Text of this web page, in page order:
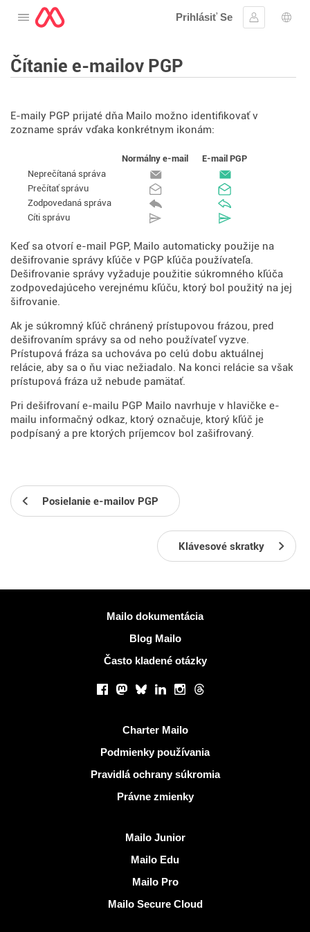
Otvorte menu
Prihlásiť Se
Prihlásiť sa
Čítanie e-mailov PGP
E-maily PGP prijaté dňa Mailo možno identifikovať v
zozname správ vďaka konkrétnym ikonám:
Normálny e-mail
E-mail PGP
Neprečítaná správa
Prečítať správu
Zodpovedaná správa
Cíti správu
Keď sa otvorí e-mail PGP, Mailo automaticky použije na
dešifrovanie správy kľúče v PGP kľúča používateľa.
Dešifrovanie správy vyžaduje použitie súkromného kľúča
zodpovedajúceho verejnému kľúču, ktorý bol použitý na jej
šifrovanie.
Ak je súkromný kľúč chránený prístupovou frázou, pred
dešifrovaním správy sa od neho používateľ vyzve.
Prístupová fráza sa uchováva po celú dobu aktuálnej
relácie, aby sa o ňu viac nežiadalo. Na konci relácie sa však
prístupová fráza už nebude pamätať.
Pri dešifrovaní e-mailu PGP Mailo navrhuje v hlavičke e-
mailu informačný odkaz, ktorý označuje, ktorý kľúč je
podpísaný a pre ktorých príjemcov bol zašifrovaný.
Posielanie e-mailov PGP
Klávesové skratky
Mailo dokumentácia
Blog Mailo
Často kladené otázky
Facebook
Mastodon
BlueskyLinkedInInstagram
Threads
Charter Mailo
Podmienky používania
Pravidlá ochrany súkromia
Právne zmienky
Mailo Junior
Mailo Edu
Mailo Pro
Mailo Secure Cloud